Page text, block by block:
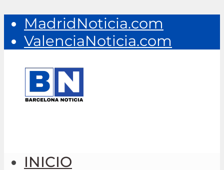
MadridNoticia.com
ValenciaNoticia.com
INICIO